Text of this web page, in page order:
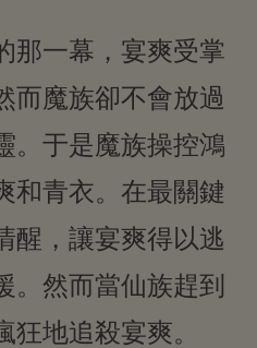
那一幕，宴爽受掌
而魔族卻不會放過
。于是魔族操控鴻
和青衣。在最關鍵
醒，讓宴爽得以逃
。然而當仙族趕到
地追殺宴爽。